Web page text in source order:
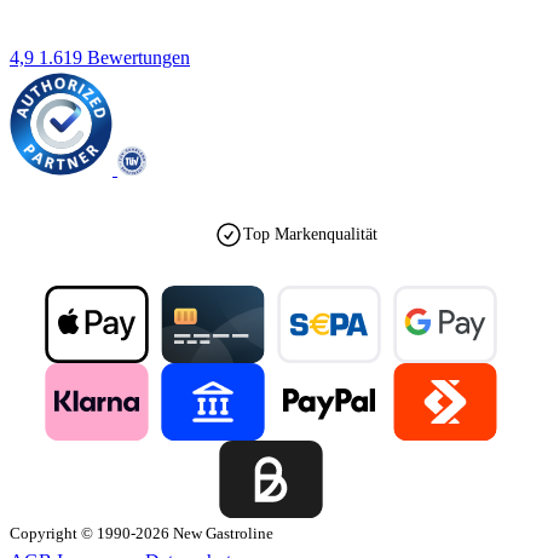
4,9 1.619 Bewertungen
Top Markenqualität
Copyright © 1990-2026 New Gastroline